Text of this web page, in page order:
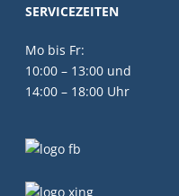
SERVICEZEITEN
Mo bis Fr:
10:00 – 13:00 und
14:00 – 18:00 Uhr